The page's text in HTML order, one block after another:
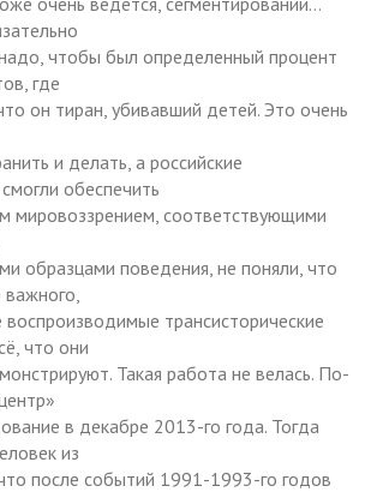
чтобы был определенный процент
где
он тиран, убивавший детей. Это очень
и делать, а российские
обеспечить
мировоззрением, соответствующими
образцами поведения, не поняли, что
воспроизводимые трансисторические
что они
Такая работа не велась. По-
в декабре 2013-го года. Тогда
из
после событий 1991-1993-го годов